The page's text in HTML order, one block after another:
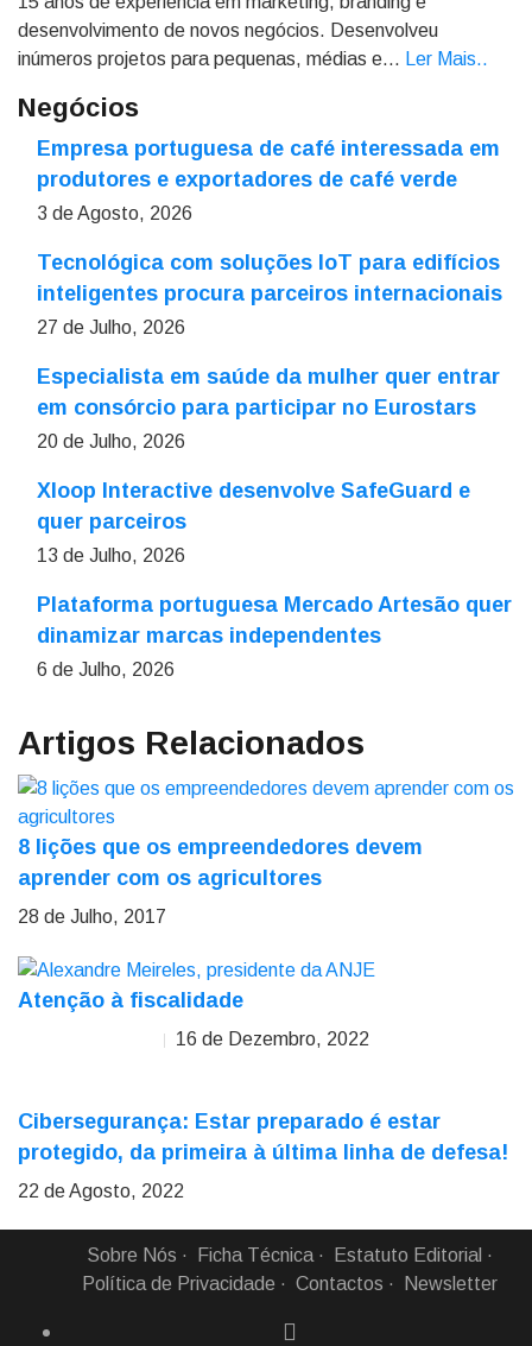
desenvolvimento de novos negócios. Desenvolveu
inúmeros projetos para pequenas, médias e...
Ler Mais..
Negócios
Empresa portuguesa de café interessada em
produtores e exportadores de café verde
3 de Agosto, 2026
Tecnológica com soluções IoT para edifícios
inteligentes procura parceiros internacionais
27 de Julho, 2026
Especialista em saúde da mulher quer entrar
em consórcio para participar no Eurostars
20 de Julho, 2026
Xloop Interactive desenvolve SafeGuard e
quer parceiros
13 de Julho, 2026
Plataforma portuguesa Mercado Artesão quer
dinamizar marcas independentes
6 de Julho, 2026
Artigos Relacionados
8 lições que os empreendedores devem
aprender com os agricultores
28 de Julho, 2017
Atenção à fiscalidade
16 de Dezembro, 2022
Cibersegurança: Estar preparado é estar
protegido, da primeira à última linha de defesa!
22 de Agosto, 2022
Sobre Nós Ficha Técnica
Estatuto Editorial
Política de Privacidade
Contactos Newsletter